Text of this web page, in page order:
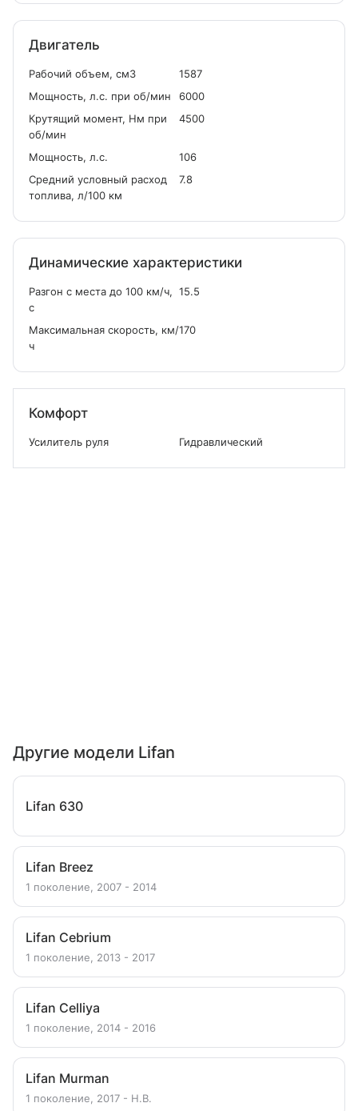
Двигатель
Рабочий объем, см3
1587
Мощность, л.с. при об/мин
6000
Крутящий момент, Нм при
об/мин
4500
Мощность, л.с.
106
Средний условный расход
топлива, л/100 км
7.8
Динамические характеристики
Разгон с места до 100 км/ч,
с
15.5
Максимальная скорость, км/
ч
170
Комфорт
Усилитель руля Гидравлический
Другие модели Lifan
Lifan 630
Lifan Breez
1 поколение, 2007 - 2014
Lifan Cebrium
1 поколение, 2013 - 2017
Lifan Celliya
1 поколение, 2014 - 2016
Lifan Murman
1 поколение, 2017 - Н.В.